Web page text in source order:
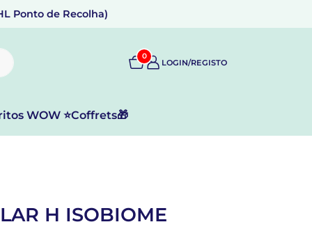
Ponto de Recolha)
0
LOGIN/REGISTO
WOW ⭐Coffrets🎁
H ISOBIOME